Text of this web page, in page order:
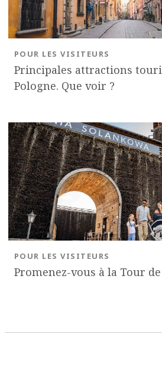
Principales attractions
Pologne. Que voir ?
POUR LES VISITEURS
Promenez-vous à la Tour
POUR LES VISITEURS